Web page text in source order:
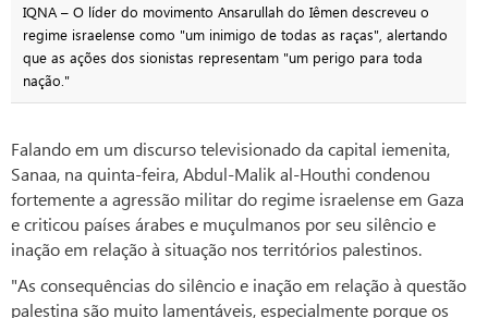
IQNA – O líder do movimento Ansarullah do Iêmen descreveu o
regime israelense como "um inimigo de todas as raças", alertando
que as ações dos sionistas representam "um perigo para toda
nação."
Falando em um discurso televisionado da capital iemenita,
Sanaa, na quinta-feira, Abdul-Malik al-Houthi condenou
fortemente a agressão militar do regime israelense em Gaza
e criticou países árabes e muçulmanos por seu silêncio e
inação em relação à situação nos territórios palestinos.
"As consequências do silêncio e inação em relação à questão
palestina são muito lamentáveis, especialmente porque os